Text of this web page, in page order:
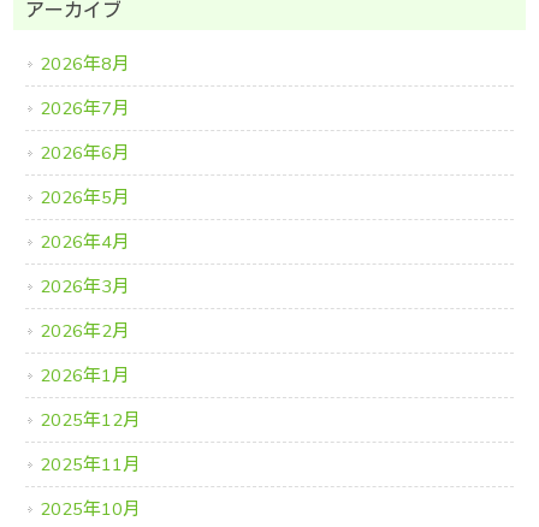
アーカイブ
2026年8月
2026年7月
2026年6月
2026年5月
2026年4月
2026年3月
2026年2月
2026年1月
2025年12月
2025年11月
2025年10月